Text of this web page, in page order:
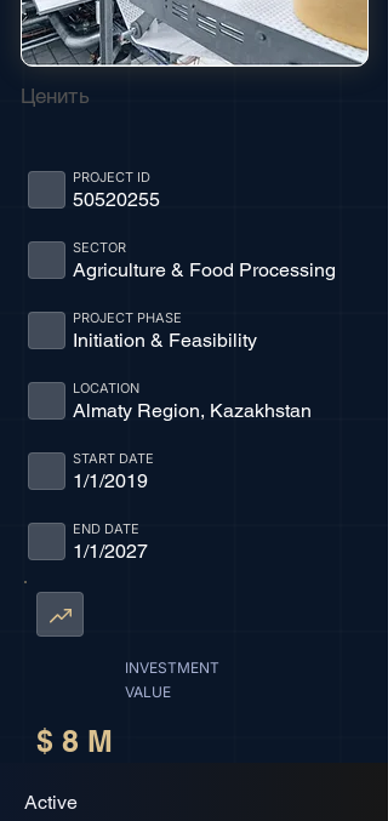
Ценить
50520255
PROJECT ID
Agriculture & Food Processing
SECTOR
Initiation & Feasibility
PROJECT PHASE
Almaty Region, Kazakhstan
LOCATION
1/1/2019
START DATE
1/1/2027
END DATE
INVESTMENT
VALUE
$ 8 M
Active